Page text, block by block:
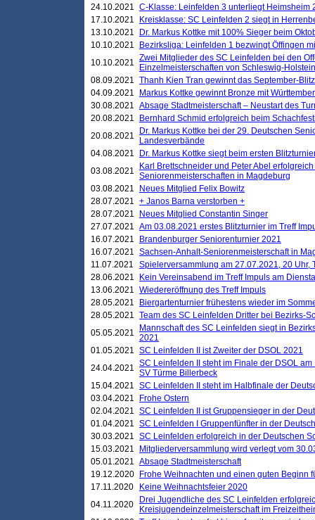
24.10.2021 C-Klasse: Leinfelden 3 unterliegt Heimsheim
17.10.2021
Kreisklasse: SC Leinfelden 2 siegt in
13.10.2021
Dr. Markus Kottke mit 100% Sieger beim
10.10.2021
Bezirksliga: Leinfelden 1 bezwingt Öffingen
10.10.2021 Zwei Mitglieder des SC Leinfelden bei den
Einzelmeisterschaften von Schleswig-
08.09.2021 Thanh Kien Tran gewinnt das September-
04.09.2021
Markus Kottke gewinnt Bronze mit
30.08.2021 Absage Stadtmeisterschaft – Neustart des
20.08.2021
Bernhard Schmid erfolgreich beim
20.08.2021
Dr. Markus Kottke bei der 29. Deutschen
Landesverbände
04.08.2021
Dr. Markus Kottke siegt beim ersten
03.08.2021
Karl Brettschneider und Peter Abel
Seniorenmeisterschaften in Magdeburg
03.08.2021
Neues Mitglied Felix Bowitz
28.07.2021 + Janos Barna verstorben +
28.07.2021
Neues Mitglied Constantin Singer
27.07.2021 Am 03.08.2021 erstes Blitzturnier im Treff
16.07.2021
Brandenburger Seniorenturnier 2021
16.07.2021 Sachsen-Anhalt-Seniorenmeisterschaft in
11.07.2021
Spielerversammlung am 27.07.2021, 20 Uhr,
28.06.2021
Kein Vereinsabend im Treff Impuls am
13.06.2021 Wiedereröffnung des Treff Impuls
28.05.2021
Biergartenturnier frühestens wieder im
28.05.2021 Team des SC Leinfelden Dritter bei Bezirks-
05.05.2021
Mannschaft des SC Leinfelden siegt in
2021
01.05.2021 SC Leinfelden II ist Zweiter der DSOL 2021
24.04.2021 SC Leinfelden II steht im Finale der DSOL
SV Türme Billerbeck
15.04.2021 SC Leinfelden II steht im Halbfinale der
03.04.2021
Frohe Ostern
02.04.2021 SC Leinfelden II ist Gruppensieger in der
01.04.2021 SC Leinfelden I Gruppenfünfter in der
30.03.2021 SC Leinfelden erfolgreich in der Deutschen
15.03.2021
Mitgliederversammlung wird verlegt vom
05.01.2021 Absage Stadtmeisterschaft
19.12.2020
Frohe Weihnachten und einen guten Beginn
17.11.2020
Keine Weihnachtsfeier 2020
04.11.2020
Drei Jugendliche des SC Leinfelden
Kreisjugendeinzelmeisterschaft im